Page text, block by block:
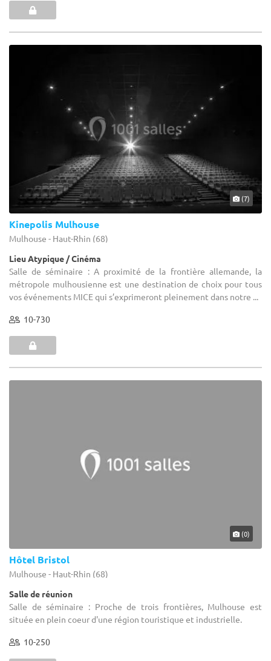
(7)
Kinepolis Mulhouse
Mulhouse - Haut-Rhin (68)
Lieu Atypique / Cinéma
Salle de séminaire : A proximité de la frontière allemande, la
métropole mulhousienne est une destination de choix pour tous
vos événements MICE qui s’exprimeront pleinement dans notre ...
10-730
(0)
Hôtel Bristol
Mulhouse - Haut-Rhin (68)
Salle de réunion
Salle de séminaire : Proche de trois frontières, Mulhouse est
située en plein coeur d'une région touristique et industrielle.
10-250